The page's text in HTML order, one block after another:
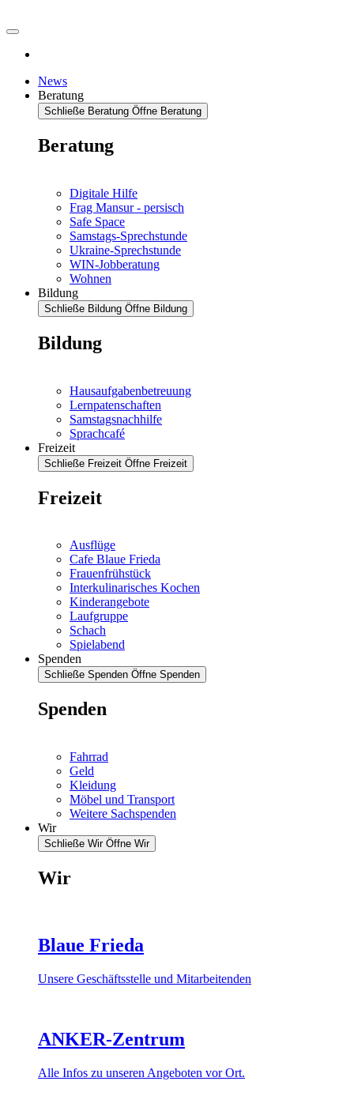
News
Beratung
Schließe Beratung Öffne Beratung
Beratung
Digitale Hilfe
Frag Mansur - persisch
Safe Space
Samstags-Sprechstunde
Ukraine-Sprechstunde
WIN-Jobberatung
Wohnen
Bildung
Schließe Bildung Öffne Bildung
Bildung
Hausaufgabenbetreuung
Lernpatenschaften
Samstagsnachhilfe
Sprachcafé
Freizeit
Schließe Freizeit Öffne Freizeit
Freizeit
Ausflüge
Cafe Blaue Frieda
Frauenfrühstück
Interkulinarisches Kochen
Kinderangebote
Laufgruppe
Schach
Spielabend
Spenden
Schließe Spenden Öffne Spenden
Spenden
Fahrrad
Geld
Kleidung
Möbel und Transport
Weitere Sachspenden
Wir
Schließe Wir Öffne Wir
Wir
Blaue Frieda
Unsere Geschäftsstelle und Mitarbeitenden
ANKER-Zentrum
Alle Infos zu unseren Angeboten vor Ort.